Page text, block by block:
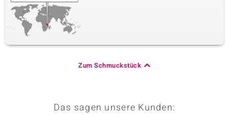
Zum Schmuckstück
Das sagen unsere Kunden: